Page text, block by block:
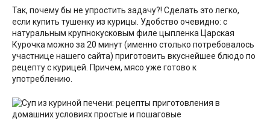
Так, почему бы не упростить задачу?! Сделать это легко,
если купить тушенку из курицы. Удобство очевидно: с
натуральным крупнокусковым филе цыпленка Царская
Курочка можно за 20 минут (именно столько потребовалось
участнице нашего сайта) приготовить вкуснейшее блюдо по
рецепту с курицей. Причем, мясо уже готово к
употреблению.